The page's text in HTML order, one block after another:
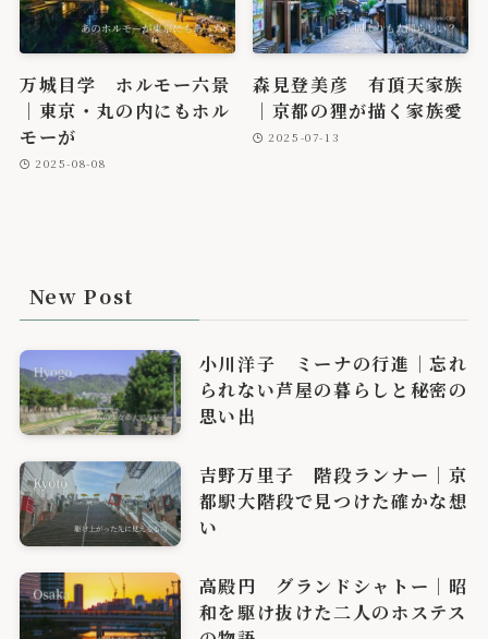
万城目学 ホルモー六景
｜東京・丸の内にもホル
モーが
2025-08-08
森見登美彦 有頂天家族
｜京都の狸が描く家族愛
2025-07-13
New Post
小川洋子 ミーナの行進｜忘れ
られない芦屋の暮らしと秘密の
思い出
吉野万里子 階段ランナー｜京
都駅大階段で見つけた確かな想
い
高殿円 グランドシャトー｜昭
和を駆け抜けた二人のホステス